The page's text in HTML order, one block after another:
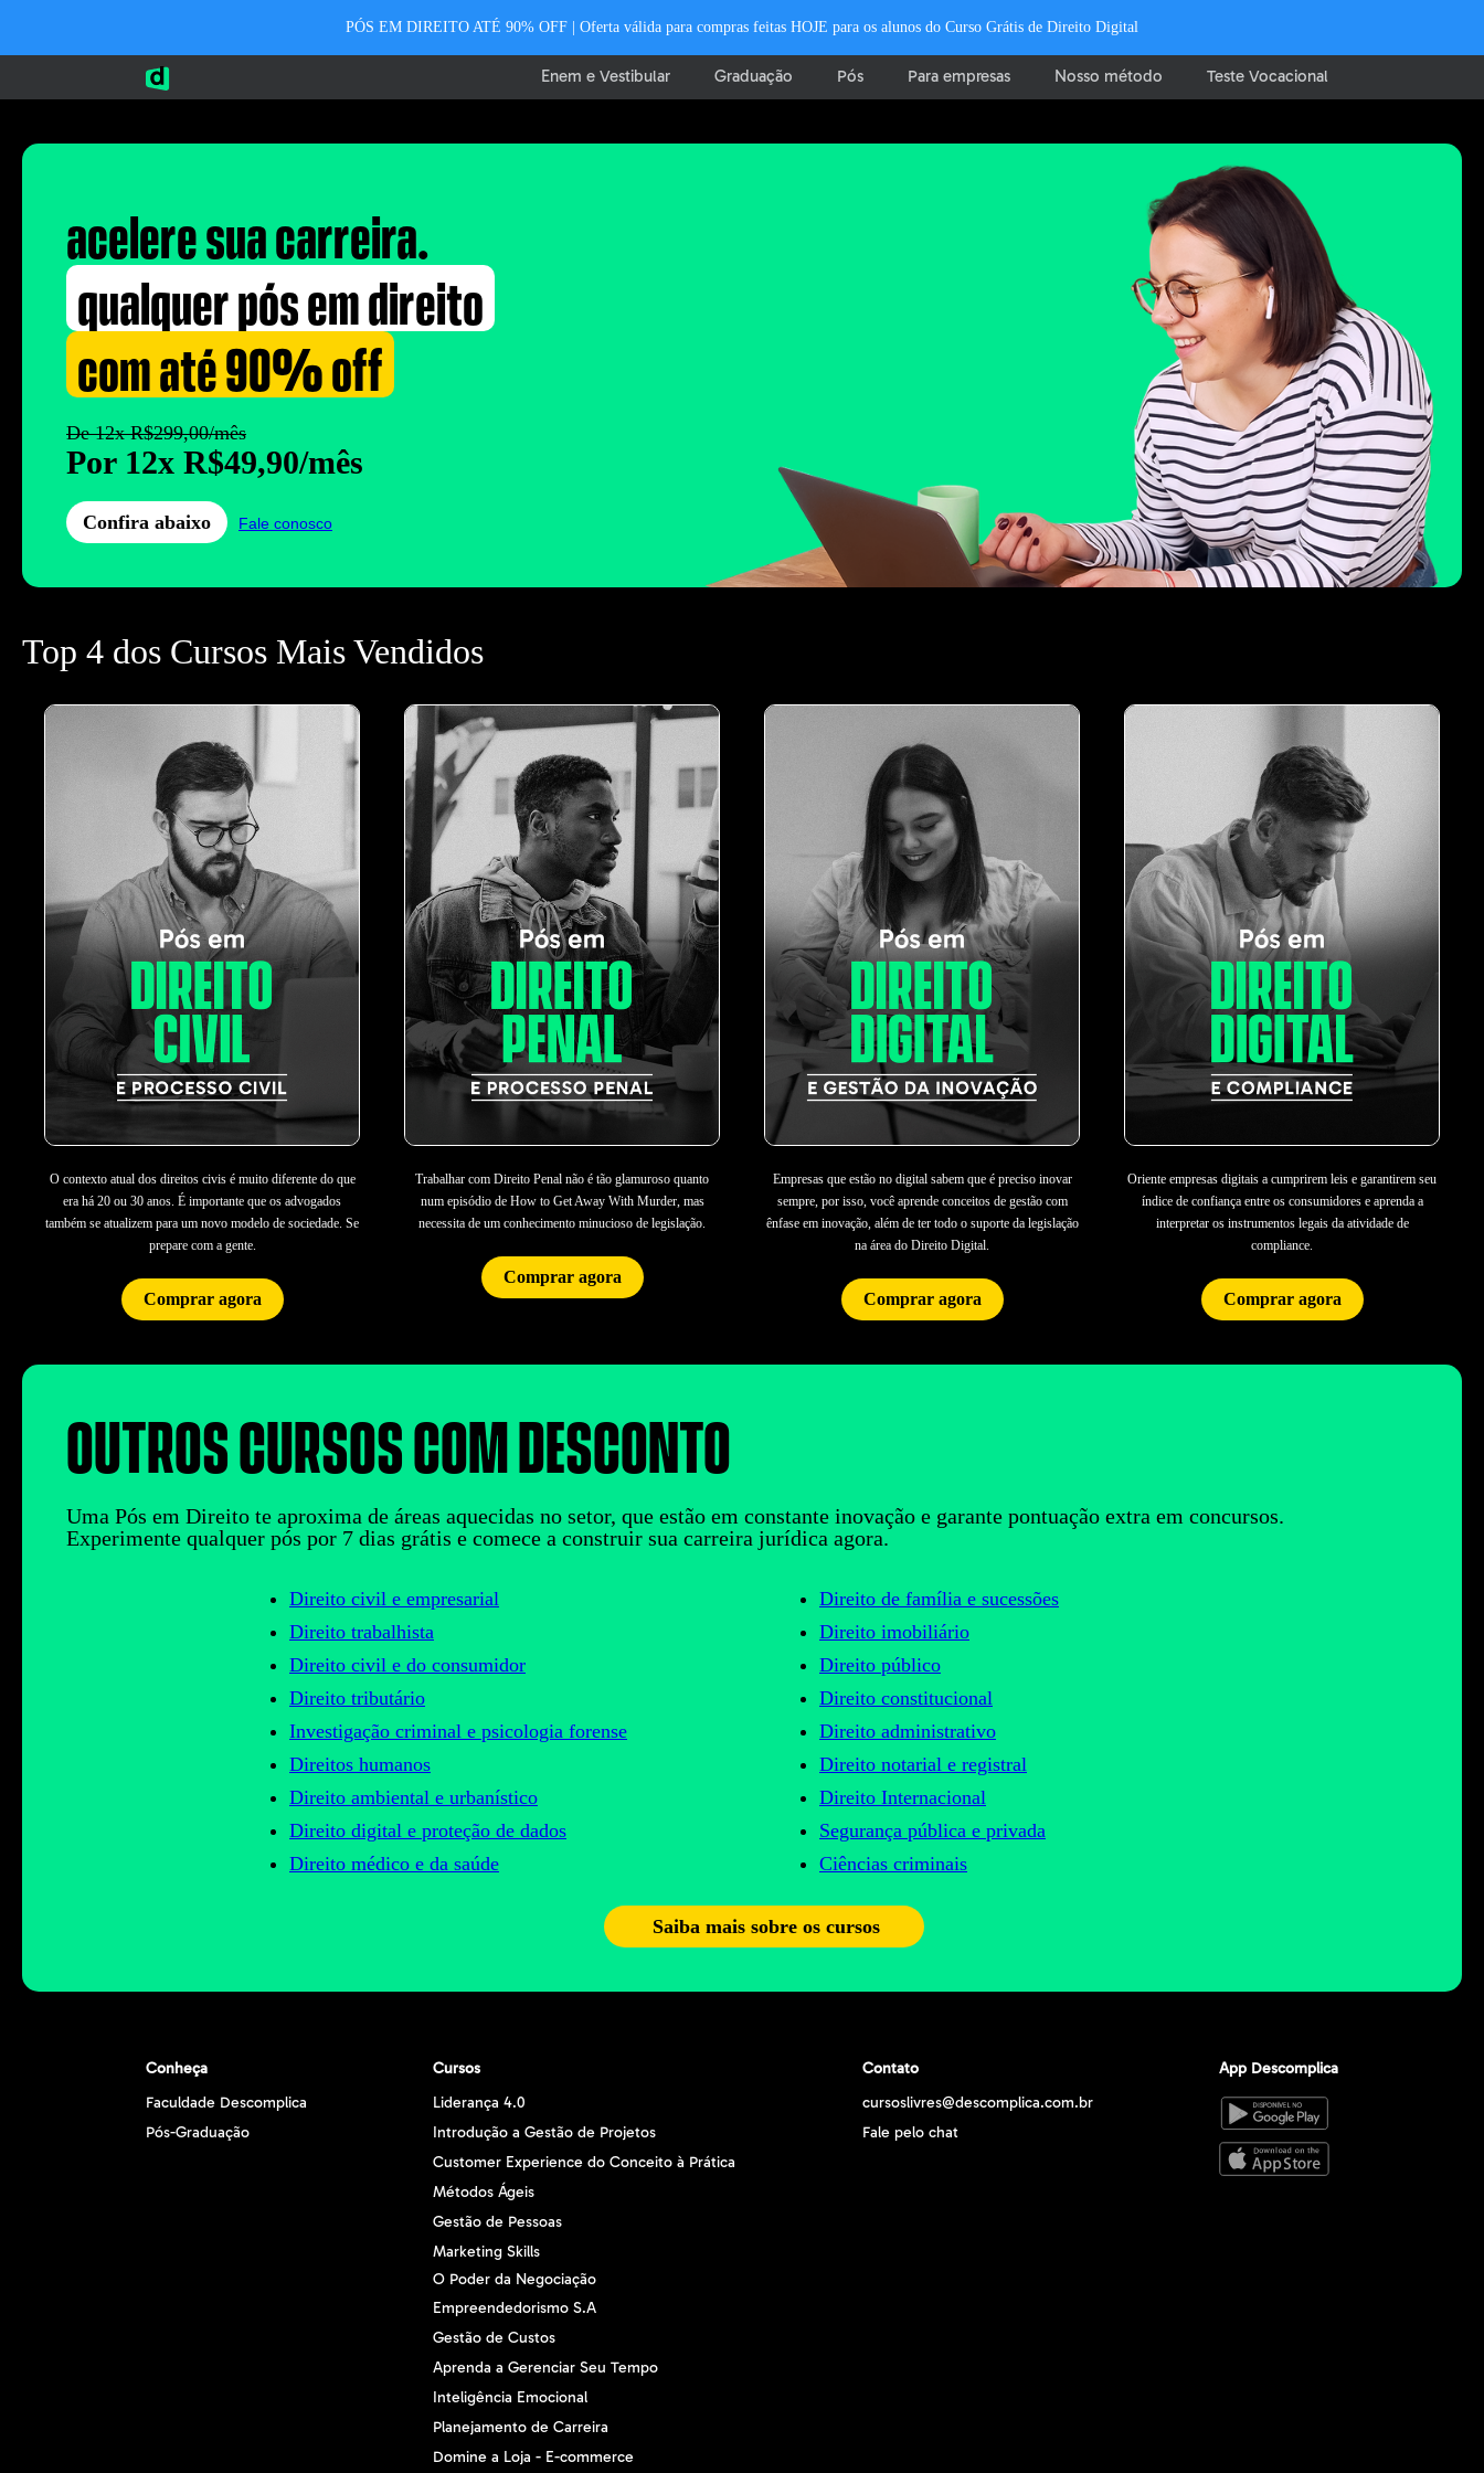
PÓS EM DIREITO ATÉ 90% OFF | Oferta válida para compras feitas HOJE para os alunos do Curso Grátis de Direito Digital
Enem e Vestibular Graduação Pós Para empresas Nosso método Teste Vocacional
acelere sua carreira.
qualquer pós em direito
com até 90% off
De 12x R$299,00/mês
Por 12x R$49,90/mês
Confira abaixo Fale conosco
Top 4 dos Cursos Mais Vendidos
O contexto atual dos direitos civis é muito diferente do que
era há 20 ou 30 anos. É importante que os advogados
também se atualizem para um novo modelo de sociedade. Se
prepare com a gente.
Comprar agora
Trabalhar com Direito Penal não é tão glamuroso quanto
num episódio de How to Get Away With Murder, mas
necessita de um conhecimento minucioso de legislação.
Comprar agora
Empresas que estão no digital sabem que é preciso inovar
sempre, por isso, você aprende conceitos de gestão com
ênfase em inovação, além de ter todo o suporte da legislação
na área do Direito Digital.
Comprar agora
Oriente empresas digitais a cumprirem leis e garantirem seu
índice de confiança entre os consumidores e aprenda a
interpretar os instrumentos legais da atividade de
compliance.
Comprar agora
OUTROS CURSOS COM DESCONTO
Uma Pós em Direito te aproxima de áreas aquecidas no setor, que estão em constante inovação e garante pontuação extra em concursos.
Experimente qualquer pós por 7 dias grátis e comece a construir sua carreira jurídica agora.
Direito civil e empresarial
Direito trabalhista
Direito civil e do consumidor
Direito tributário
Investigação criminal e psicologia forense
Direitos humanos
Direito ambiental e urbanístico
Direito digital e proteção de dados
Direito médico e da saúde
Direito de família e sucessões
Direito imobiliário
Direito público
Direito constitucional
Direito administrativo
Direito notarial e registral
Direito Internacional
Segurança pública e privada
Ciências criminais
Saiba mais sobre os cursos
Conheça
Faculdade Descomplica
Pós-Graduação
Cursos
Liderança 4.0
Introdução a Gestão de Projetos
Customer Experience do Conceito à Prática
Métodos Ágeis
Gestão de Pessoas
Marketing Skills
O Poder da Negociação
Empreendedorismo S.A
Gestão de Custos
Aprenda a Gerenciar Seu Tempo
Inteligência Emocional
Planejamento de Carreira
Domine a Loja - E-commerce
Contato
cursoslivres@descomplica.com.br
Fale pelo chat
App Descomplica